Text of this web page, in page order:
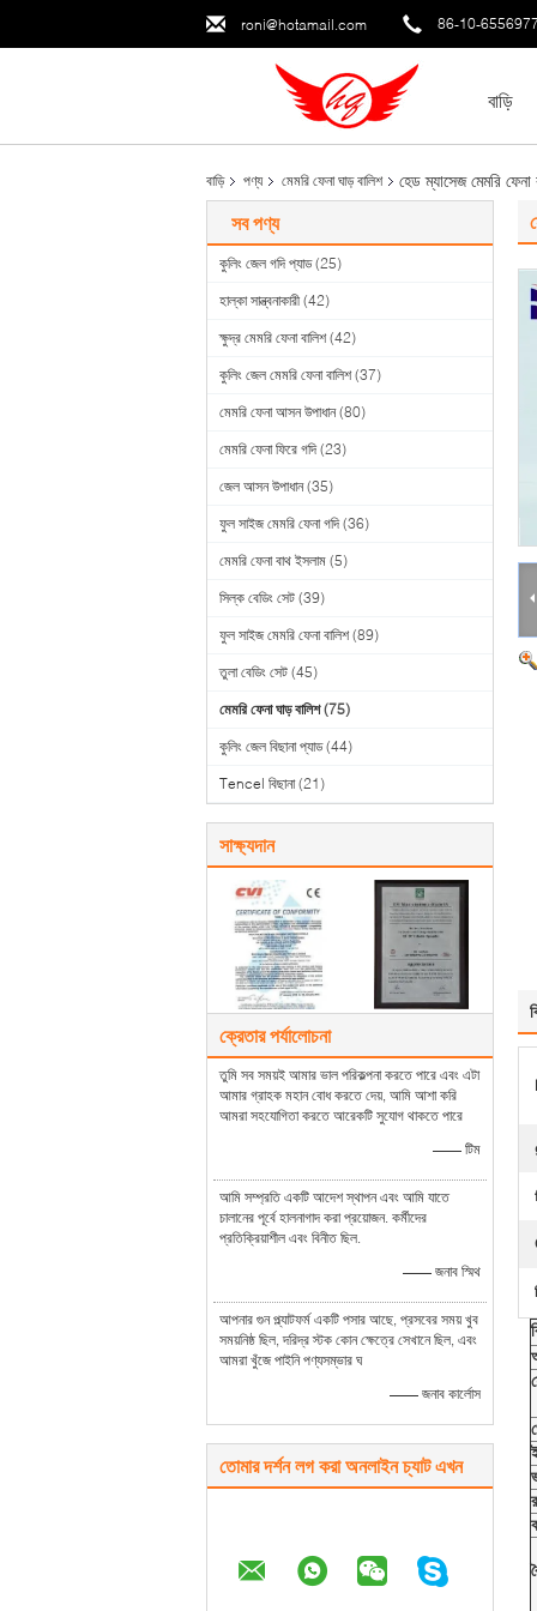
roni@hotamail.com 86-10-
বাড়ি
বাড়ি পণ্য মেমরি ফেনা ঘাড় বালিশ হেড ম্যাসেজ মেমরি ফেনা
সব পণ্য
কুলিং জেল গদি প্যাড (25)
হাল্কা সান্ত্বনাকারী (42)
ক্ষুদ্র মেমরি ফেনা বালিশ (42)
কুলিং জেল মেমরি ফেনা বালিশ (37)
মেমরি ফেনা আসন উপাধান (80)
মেমরি ফেনা ফিরে গদি (23)
জেল আসন উপাধান (35)
ফুল সাইজ মেমরি ফেনা গদি (36)
মেমরি ফেনা বাথ ইসলাম (5)
সিল্ক বেডিং সেট (39)
ফুল সাইজ মেমরি ফেনা বালিশ (89)
তুলা বেডিং সেট (45)
মেমরি ফেনা ঘাড় বালিশ (75)
কুলিং জেল বিছানা প্যাড (44)
Tencel বিছানা (21)
সাক্ষ্যদান
ক্রেতার পর্যালোচনা
তুমি সব সময়ই আমার ভাল পরিকল্পনা করতে পারে এবং এটা
আমার গ্রাহক মহান বোধ করতে দেয়, আমি আশা করি
আমরা সহযোগিতা করতে আরেকটি সুযোগ থাকতে পারে
—— টিম
আমি সম্প্রতি একটি আদেশ স্থাপন এবং আমি যাতে
চালানের পূর্বে হালনাগাদ করা প্রয়োজন. কর্মীদের
প্রতিক্রিয়াশীল এবং বিনীত ছিল.
—— জনাব স্মিথ
আপনার গুন প্ল্যাটফর্ম একটি পসার আছে, প্রসবের সময় খুব
সময়নিষ্ঠ ছিল, দরিদ্র স্টক কোন ক্ষেত্রে সেখানে ছিল, এবং
আমরা খুঁজে পাইনি পণ্যসম্ভার ঘ
—— জনাব কার্লোস
তোমার দর্শন লগ করা অনলাইন চ্যাট এখন